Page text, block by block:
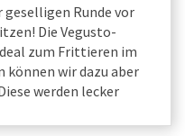
geselligen Runde vor
Die Vegusto-
zum Frittieren im
können wir dazu aber
werden lecker